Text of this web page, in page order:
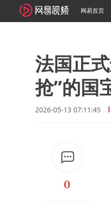
网易首页
法国正
抢”的国
2026-05-13 07:11:45
0